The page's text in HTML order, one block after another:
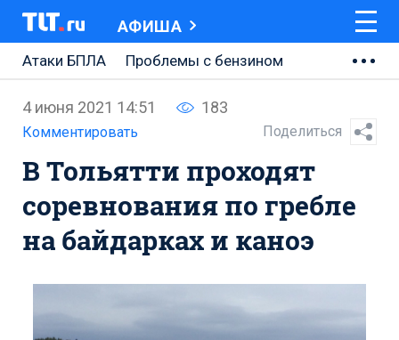
АФИША
Атаки БПЛА
Проблемы с бензином
Ремонт Центральной площади
Ремонт Обводного шоссе
Набережная Тольятти
Неделя Тольятти
4 июня 2021 14:51 183
Комментировать Поделиться
В Тольятти проходят
соревнования по гребле
на байдарках и каноэ